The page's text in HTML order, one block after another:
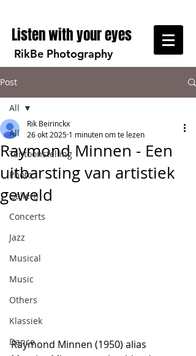
Listen with your eyes
RikBe Photography
Post
All
Tentoonstelling
Photo
Gallerij
Concerts
Jazz
Musical
Music
Others
Klassiek
Dance
All
Raymond Minnen - Een
uitbarsting van artistiek
geweld
Rik Beirinckx
26 okt 2025 1 minuten om te lezen
Raymond Minnen (1950) alias